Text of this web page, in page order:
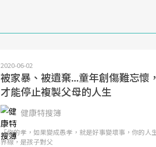
2020-06-02
被家暴、被遺棄...童年創傷難忘懷
才能停止複製父母的人生
健康特搜簿
「你的孝，如果變成愚孝，就是好事變壞事，你的人
界線，是孩子對父
面對超高齡社
向「健康照護
心議題。然而